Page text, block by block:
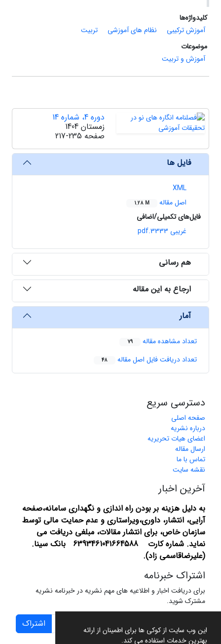
این وب سایت از کوکی ها برای اطمینان از ارائه
بهترین خدمات استفاده می کند.
کلیدواژه‌ها
آموزش ترکیبی
نظام های آموزشی
تربیت
موضوعات
آموزش و تربیت
دوره 4، شماره 14
زمستان 1404
صفحه 217-235
فایل ها
XML
اصل مقاله
1.28 M
فایل‌های تکمیلی/اضافی
غریبی 3333.pdf
هم رسانی
ارجاع به این مقاله
آمار
تعداد مشاهده مقاله 79
تعداد دریافت فایل اصل مقاله 48
دسترسی سریع
صفحه اصلی
درباره نشریه
اعضای هیات تحریریه
ارسال مقاله
تماس با ما
نقشه سایت
آخرین اخبار
به دلیل هزینه بر بودن راه اندازی و نگهداری سامانه،صفحه
آرایی، انتشار، داوری،ویراستاری و عدم حمایت مالی توسط
سازمان خاص، برای انتشار مقالات، مبلغی دریافت می
نماید.
شماره کارت 6393461041664588 بانک سینا.
(علیرضاقاسمی زاد).
اشتراک خبرنامه
برای دریافت اخبار و اطلاعیه های مهم نشریه در خبرنامه نشریه
مشترک شوید.
اشتراک